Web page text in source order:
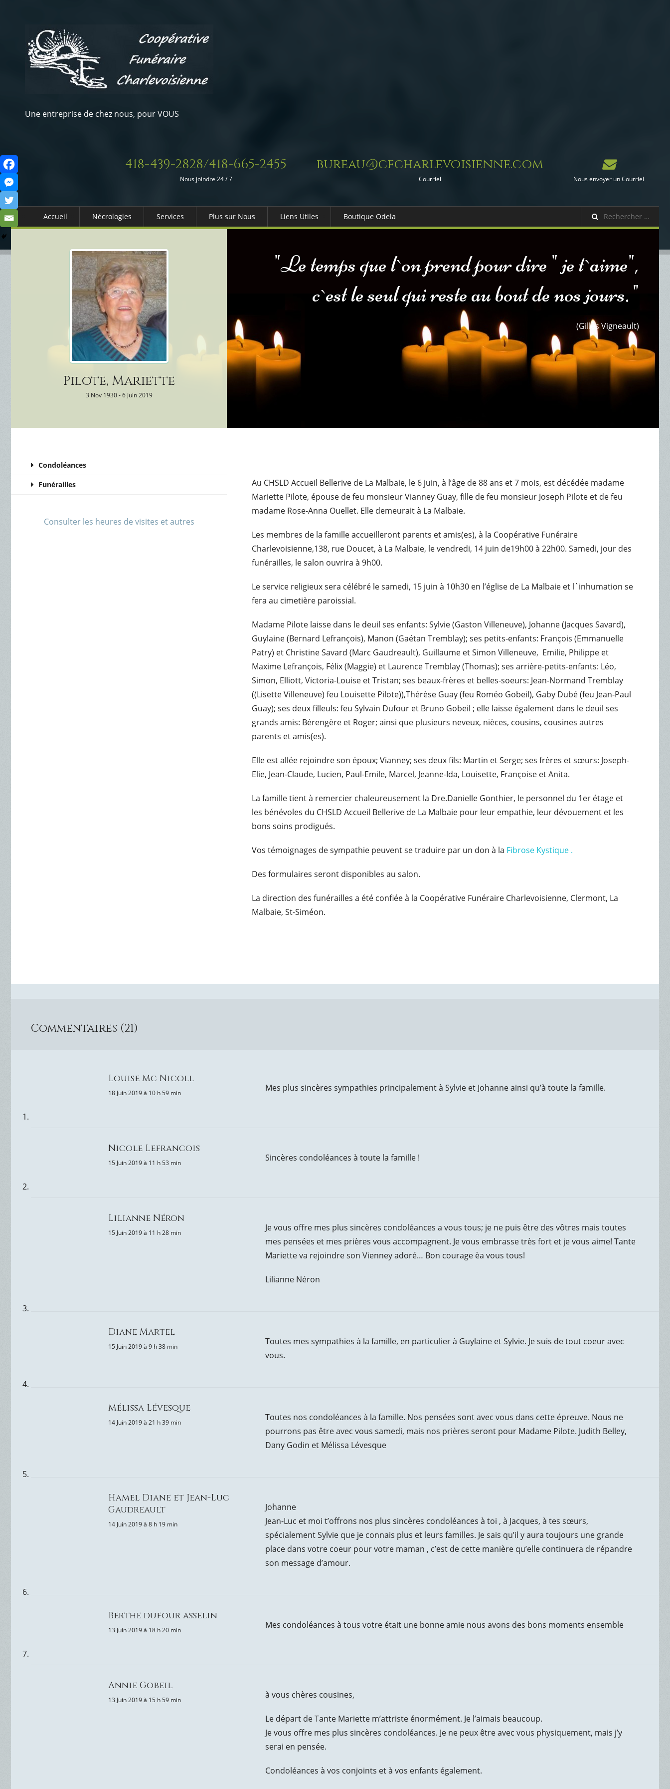
Une entreprise de chez nous, pour VOUS
418-439-2828/418-665-2455
Nous joindre 24 / 7
bureau@cfcharlevoisienne.com
Courriel Nous envoyer un Courriel
Accueil Nécrologies Services
Columbarium
Services Funéraires
Plus sur Nous Liens Utiles
Services Gouv. et Autres
Boutique Odela
Pilote, Mariette
3 Nov 1930 - 6 Juin 2019
"Le temps que l`on prend pour dire " je t`aime",
c`est le seul qui reste au bout de nos jours. "
(Gilles Vigneault)
Condoléances
Funérailles
Consulter les heures de visites et autres
Au CHSLD Accueil Bellerive de La Malbaie, le 6 juin, à l’âge de 88 ans et 7 mois, est décédée madame
Mariette Pilote, épouse de feu monsieur Vianney Guay, fille de feu monsieur Joseph Pilote et de feu
madame Rose-Anna Ouellet. Elle demeurait à La Malbaie.
Les membres de la famille accueilleront parents et amis(es), à la Coopérative Funéraire
Charlevoisienne,138, rue Doucet, à La Malbaie, le vendredi, 14 juin de19h00 à 22h00. Samedi, jour des
funérailles, le salon ouvrira à 9h00.
Le service religieux sera célébré le samedi, 15 juin à 10h30 en l’église de La Malbaie et l`inhumation se
fera au cimetière paroissial.
Madame Pilote laisse dans le deuil ses enfants: Sylvie (Gaston Villeneuve), Johanne (Jacques Savard),
Guylaine (Bernard Lefrançois), Manon (Gaétan Tremblay); ses petits-enfants: François (Emmanuelle
Patry) et Christine Savard (Marc Gaudreault), Guillaume et Simon Villeneuve, Emilie, Philippe et
Maxime Lefrançois, Félix (Maggie) et Laurence Tremblay (Thomas); ses arrière-petits-enfants: Léo,
Simon, Elliott, Victoria-Louise et Tristan; ses beaux-frères et belles-soeurs: Jean-Normand Tremblay
((Lisette Villeneuve) feu Louisette Pilote)),Thérèse Guay (feu Roméo Gobeil), Gaby Dubé (feu Jean-Paul
Guay); ses deux filleuls: feu Sylvain Dufour et Bruno Gobeil ; elle laisse également dans le deuil ses
grands amis: Bérengère et Roger; ainsi que plusieurs neveux, nièces, cousins, cousines autres
parents et amis(es).
Elle est allée rejoindre son époux; Vianney; ses deux fils: Martin et Serge; ses frères et sœurs: Joseph-
Elie, Jean-Claude, Lucien, Paul-Emile, Marcel, Jeanne-Ida, Louisette, Françoise et Anita.
La famille tient à remercier chaleureusement la Dre.Danielle Gonthier, le personnel du 1er étage et
les bénévoles du CHSLD Accueil Bellerive de La Malbaie pour leur empathie, leur dévouement et les
bons soins prodigués.
Vos témoignages de sympathie peuvent se traduire par un don à la Fibrose Kystique .
Des formulaires seront disponibles au salon.
La direction des funérailles a été confiée à la Coopérative Funéraire Charlevoisienne, Clermont, La
Malbaie, St-Siméon.
Commentaires (21)
Louise Mc Nicoll
18 Juin 2019 à 10 h 59 min Mes plus sincères sympathies principalement à Sylvie et Johanne ainsi qu’à toute la famille.
Nicole Lefrancois
15 Juin 2019 à 11 h 53 min Sincères condoléances à toute la famille !
Lilianne Néron
15 Juin 2019 à 11 h 28 min
Je vous offre mes plus sincères condoléances a vous tous; je ne puis être des vôtres mais toutes
mes pensées et mes prières vous accompagnent. Je vous embrasse très fort et je vous aime! Tante
Mariette va rejoindre son Vienney adoré… Bon courage èa vous tous!
Lilianne Néron
Diane Martel
15 Juin 2019 à 9 h 38 min
Toutes mes sympathies à la famille, en particulier à Guylaine et Sylvie. Je suis de tout coeur avec
vous.
Mélissa Lévesque
14 Juin 2019 à 21 h 39 min
Toutes nos condoléances à la famille. Nos pensées sont avec vous dans cette épreuve. Nous ne
pourrons pas être avec vous samedi, mais nos prières seront pour Madame Pilote. Judith Belley,
Dany Godin et Mélissa Lévesque
Hamel Diane et Jean-Luc
Gaudreault
14 Juin 2019 à 8 h 19 min
Johanne
Jean-Luc et moi t’offrons nos plus sincères condoléances à toi , à Jacques, à tes sœurs,
spécialement Sylvie que je connais plus et leurs familles. Je sais qu’il y aura toujours une grande
place dans votre coeur pour votre maman , c’est de cette manière qu’elle continuera de répandre
son message d’amour.
Berthe dufour asselin
13 Juin 2019 à 18 h 20 min Mes condoléances à tous votre était une bonne amie nous avons des bons moments ensemble
Annie Gobeil
13 Juin 2019 à 15 h 59 min à vous chères cousines,
Le départ de Tante Mariette m’attriste énormément. Je l’aimais beaucoup.
Je vous offre mes plus sincères condoléances. Je ne peux être avec vous physiquement, mais j’y
serai en pensée.
Condoléances à vos conjoints et à vos enfants également.